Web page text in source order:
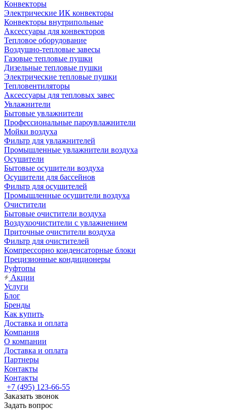
Конвекторы
Электрические ИК конвекторы
Конвекторы внутрипольные
Аксессуары для конвекторов
Тепловое оборудование
Воздушно-тепловые завесы
Газовые тепловые пушки
Дизельные тепловые пушки
Электрические тепловые пушки
Тепловентиляторы
Аксессуары для тепловых завес
Увлажнители
Бытовые увлажнители
Профессиональные пароувлажнители
Мойки воздуха
Фильтр для увлажнителей
Промышленные увлажнители воздуха
Осушители
Бытовые осушители воздуха
Осушители для бассейнов
Фильтр для осушителей
Промышленные осушители воздуха
Очистители
Бытовые очистители воздуха
Воздухоочистители с увлажнением
Приточные очистители воздуха
Фильтр для очистителей
Компрессорно конденсаторные блоки
Прецизионные кондиционеры
Руфтопы
Акции
Услуги
Блог
Бренды
Как купить
Доставка и оплата
Компания
О компании
Доставка и оплата
Партнеры
Контакты
Контакты
+7 (495) 123-66-55
Заказать звонок
Задать вопрос